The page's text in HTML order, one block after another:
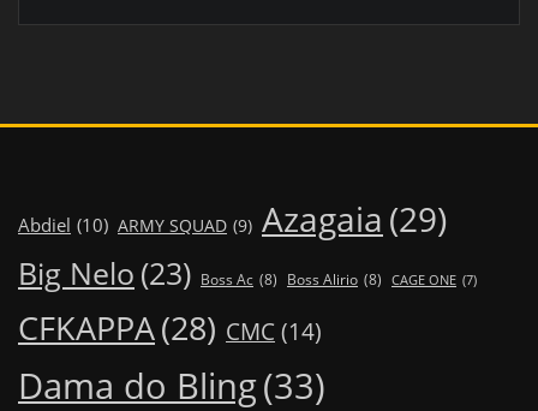
Abdiel (10) ARMY SQUAD (9) Azagaia (29)
Big Nelo (23) Boss Ac (8) Boss Alirio (8) CAGE ONE (7)
CFKAPPA(28) CMC (14)
Dama do Bling(33)